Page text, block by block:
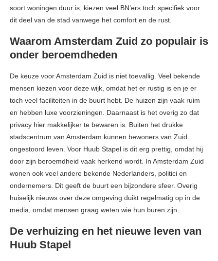
soort woningen duur is, kiezen veel BN’ers toch specifiek voor
dit deel van de stad vanwege het comfort en de rust.
Waarom Amsterdam Zuid zo populair is
onder beroemdheden
De keuze voor Amsterdam Zuid is niet toevallig. Veel bekende
mensen kiezen voor deze wijk, omdat het er rustig is en je er
toch veel faciliteiten in de buurt hebt. De huizen zijn vaak ruim
en hebben luxe voorzieningen. Daarnaast is het overig zo dat
privacy hier makkelijker te bewaren is. Buiten het drukke
stadscentrum van Amsterdam kunnen bewoners van Zuid
ongestoord leven. Voor Huub Stapel is dit erg prettig, omdat hij
door zijn beroemdheid vaak herkend wordt. In Amsterdam Zuid
wonen ook veel andere bekende Nederlanders, politici en
ondernemers. Dit geeft de buurt een bijzondere sfeer. Overig
huiselijk nieuws over deze omgeving duikt regelmatig op in de
media, omdat mensen graag weten wie hun buren zijn.
De verhuizing en het nieuwe leven van
Huub Stapel